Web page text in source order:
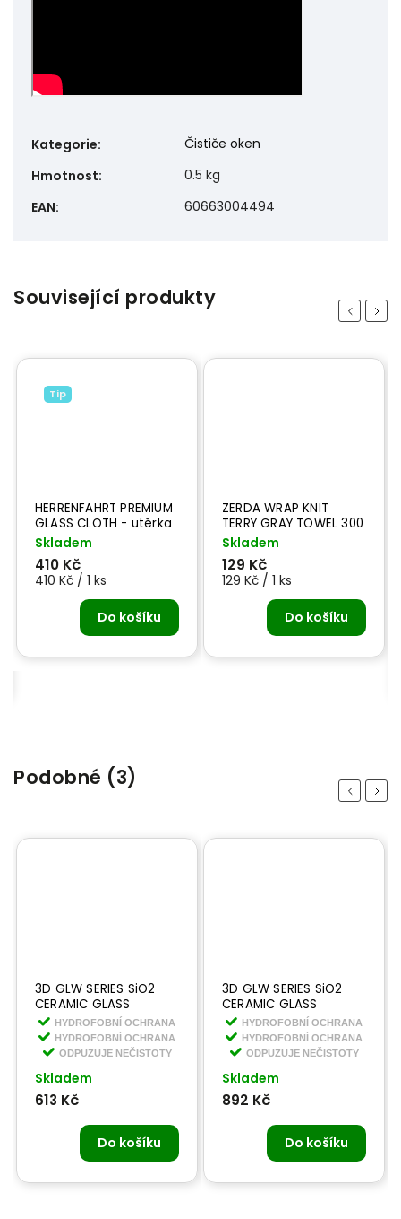
Kategorie:
Čističe oken
Hmotnost:
0.5 kg
EAN: 60663004494
Související produkty Previous
PREMIUM
CLOTH - utěrka
skla
Kč
Kč / 1 ks
Do košíku
ZERDA WRAP KNIT
TERRY GRAY TOWEL 300
gsm - mikro vláknová
Skladem
129 Kč
129 Kč / 1 ks
Do košíku
Next
Podobné (3) Previous
3D GLW SERIES SiO2
CERAMIC GLASS
CLEANER 473 ml -
keramický čistič na
skla s hydrofobní
HYDROFOBNÍ OCHRANA
HYDROFOBNÍ OCHRANA
ODPUZUJE NEČISTOTY
Skladem
613 Kč
Do košíku
3D GLW SERIES SiO2
CERAMIC GLASS
CLEANER 1, 9 l -
keramický čistič na
skla s hydrofobní
HYDROFOBNÍ OCHRANA
HYDROFOBNÍ OCHRANA
ODPUZUJE NEČISTOTY
Skladem
892 Kč
Do košíku
Next